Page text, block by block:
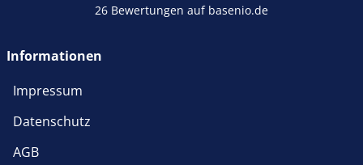
26 Bewertungen auf basenio.de
Informationen
Impressum
Datenschutz
AGB